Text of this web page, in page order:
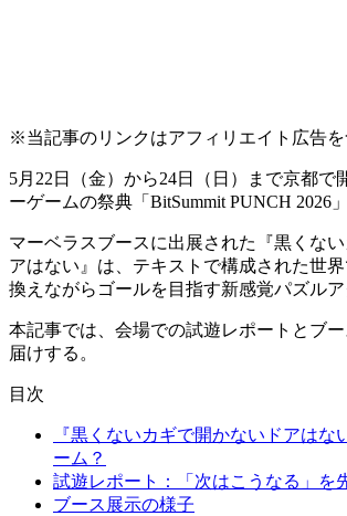
※当記事のリンクはアフィリエイト広告を
5月22日（金）から24日（日）まで京都で
ーゲームの祭典 「BitSummit PUNCH 2026」
マーベラスブースに出展された
『黒くな
アはない』 は、 テキストで構成された世
換えながらゴールを目指す新感覚パズルア
本記事では、会場での試遊レポートとブ
届けする。
目次
『黒くないカギで開かないドアはな
ーム？
試遊レポート：「次はこうなる」を
ブース展示の様子